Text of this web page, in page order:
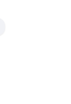
Anhui, China